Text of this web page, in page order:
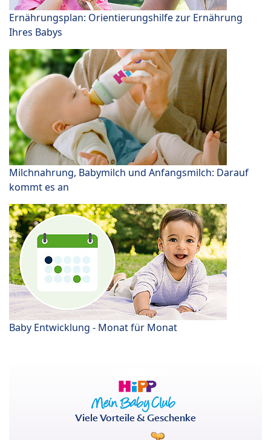
Ernährungsplan: Orientierungshilfe zur Ernährung
Ihres Babys
Milchnahrung, Babymilch und Anfangsmilch: Darauf
kommt es an
Baby Entwicklung - Monat für Monat
Viele Vorteile & Geschenke